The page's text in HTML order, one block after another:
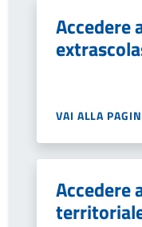
Accedere
VAI ALLA
Accedere